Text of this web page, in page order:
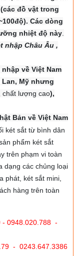
đồ vật trong
Các dòng
nhiệt độ này
nhập Châu Âu ,
về Việt Nam
Mỹ nhưng
chất lượng cao),
Bản về Việt Nam
két sắt từ bình dân
phẩm két sắt
trên phạm vi toàn
dạng các chủng loại
phát, két sắt mini,
hàng trên toàn
- 0948.020.788 -
- 0243.647.3386